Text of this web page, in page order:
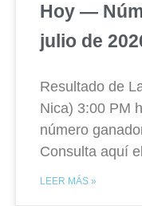
Hoy —
julio de
Resultado de
Nica) 3:00 PM
número
Consulta aquí
LEER MÁS »